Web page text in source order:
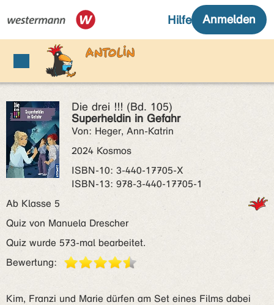
Die drei !!! (Bd. 105)
Superheldin in Gefahr
Von: Heger, Ann-Katrin
2024 Kosmos
ISBN‑10: 3-440-17705-X
ISBN‑13: 978-3-440-17705-1
Ab Klasse 5
Quiz von Manuela Drescher
Quiz wurde 573-mal bearbeitet.
Bewertung:
Kim, Franzi und Marie dürfen am Set eines Films dabei